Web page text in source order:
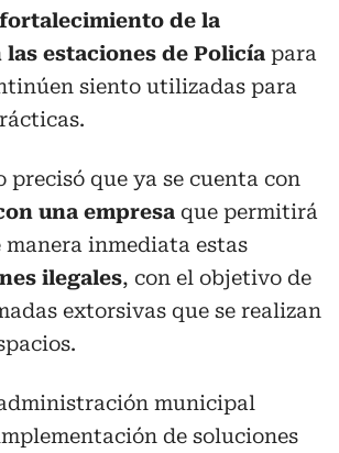
fortalecimiento de la
estaciones de Policía para
siento utilizadas para
precisó que ya se cuenta con
una empresa que permitirá
manera inmediata estas
ilegales, con el objetivo de
extorsivas que se realizan
municipal
de soluciones